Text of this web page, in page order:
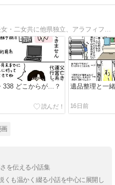
ゆる〜い一家の一頁漫画。長女・二女共に他県独立、アラフィフ夫婦。たまに相続や介護っぽいことも
338 どこからが…？ 遺品整理と一
16日前
を伝える小話集
くも温かく綴る小話を中心に展開し